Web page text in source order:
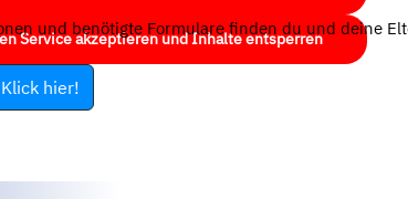
Service akzeptieren und Inhalte entsperren
und benötigte Formulare finden du und deine
Klick hier!